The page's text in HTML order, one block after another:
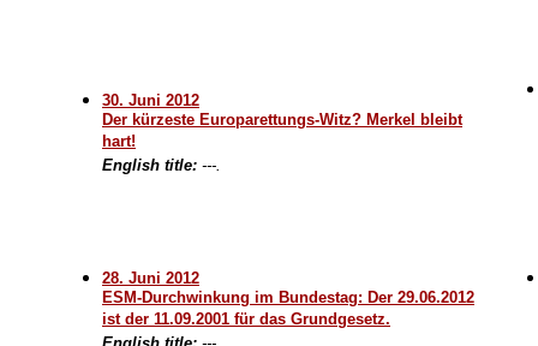
30. Juni 2012
Der kürzeste Europarettungs-Witz? Merkel bleibt
hart!
English title: ---.
28. Juni 2012
ESM-Durchwinkung im Bundestag: Der 29.06.2012
ist der 11.09.2001 für das Grundgesetz.